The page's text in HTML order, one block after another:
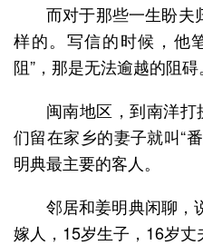
而对于那些一生盼夫
样的。写信的时候，他
阻”，那是无法逾越的阻碍。
闽南地区，到南洋打
们留在家乡的妻子就叫“
明典最主要的客人。
邻居和姜明典闲聊，
嫁人，15岁生子，16岁